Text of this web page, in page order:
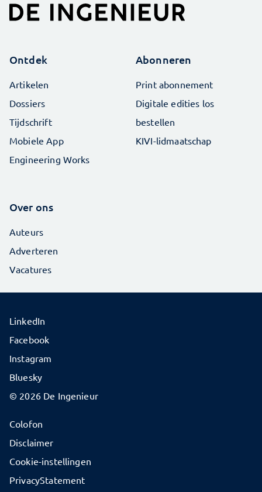
Ontdek
Artikelen
Dossiers
Tijdschrift
Mobiele App
Engineering Works
Abonneren
Print abonnement
Digitale edities los
bestellen
KIVI-lidmaatschap
Over ons
Auteurs
Adverteren
Vacatures
© 2026 De Ingenieur
Colofon
Disclaimer
Cookie-instellingen
PrivacyStatement
LinkedIn
Facebook
Instagram
Bluesky